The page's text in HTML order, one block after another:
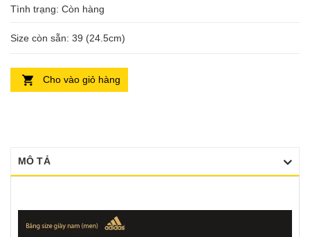
Tình trạng: Còn hàng
Size còn sẵn: 39 (24.5cm)
Cho vào giỏ hàng
MÔ TẢ